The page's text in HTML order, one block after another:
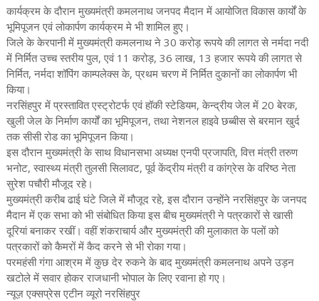
कार्यक्रम के दौरान मुख्यमंत्री कमलनाथ जनपद मैदान में आयोजित विकास कार्यों के
भूमिपूजन एवं लोकार्पण कार्यक्रम मे भी शामिल हुए।
जिले के केरपानी में मुख्यमंत्री कमलनाथ ने 30 करोड़ रूपये की लागत से नर्मदा नदी
में निर्मित उच्च स्तरीय पुल, एवं 11 करोड़, 36 लाख, 13 हजार रूपये की लागत से
निर्मित, नर्मदा शॉपिंग काम्पलेक्स के, प्रथम चरण में निर्मित दुकानों का लोकार्पण भी
किया।
नरसिंहपुर में प्रस्तावित एस्ट्रोटर्फ एवं हॉकी स्टेडियम, केन्द्रीय जेल में 20 बेरक,
खुली जेल के निर्माण कार्यों का भूमिपूजन, तथा नेशनल हाइवे छब्बीस से बरमान खुर्द
तक सीसी रोड का भूमिपूजन किया।
इस दौरान मुख्यमंत्री के साथ विधानसभा अध्यक्ष एनपी प्रजापति, वित्त मंत्री तरुण
भनोट, स्वास्थ्य मंत्री तुलसी सिलावट, पूर्व केंद्रीय मंत्री व कांग्रेस के वरिष्ठ नेता
सुरेश पचौरी मौजूद रहे।
मुख्यमंत्री करीब ढाई घंटे जिले में मौजूद रहे, इस दौरान उन्होंने नरसिंहपुर के जनपद
मैदान में एक सभा को भी संबोधित किया इस बीच मुख्यमंत्री ने पत्रकारों से खासी
दूरियां बनाकर रखीं। वहीं शंकराचार्य और मुख्यमंत्री की मुलाकात के पलों को
पत्रकारों को कैमरों में कैद करने से भी रोका गया।
परमहंसी गंगा आश्रम में कुछ देर रुकने के बाद मुख्यमंत्री कमलनाथ अपने उड़न
खटोले में सवार होकर राजधानी भोपाल के लिए रवाना हो गए।
न्यूज़ एक्सप्रेस एटीन व्यूरो नरसिंहपुर